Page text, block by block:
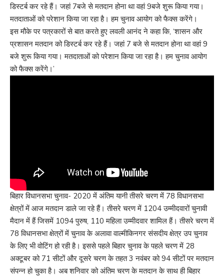
डिस्टर्ब कर रहे हैं। जहां 7बजे से मतदान होना था वहां 9बजे शुरू किया गया।
मतदाताओं को परेशान किया जा रहा है। हम चुनाव आयोग को फैक्स करेंगे।
इस मौके पर पत्रकारों से बात करते हुए लवली आनंद ने कहा कि, ‘शासन और
प्रशासन मतदान को डिस्टर्ब कर रहे हैं। जहां 7 बजे से मतदान होना था वहां 9
बजे शुरू किया गया। मतदाताओं को परेशान किया जा रहा है। हम चुनाव आयोग
को फैक्स करेंगे।’
बिहार विधानसभा चुनाव- 2020 में अंतिम यानी तीसरे चरण में 78 विधानसभा
क्षेत्रों में आज मतदान डाले जा रहे हैं। तीसरे चरण में 1204 उम्मीदवारों चुनावी
मैदान में हैं जिसमें 1094 पुरुष, 110 महिला उम्मीदवार शामिल हैं। तीसरे चरण में
78 विधानसभा क्षेत्रों में चुनाव के अलावा वाल्मीकिनगर संसदीय क्षेत्र उप चुनाव
के लिए भी वोटिंग हो रही है। इससे पहले बिहार चुनाव के पहले चरण में 28
अक्टूबर को 71 सीटों और दूसरे चरण के तहत 3 नवंबर को 94 सीटों पर मतदान
संपन्न हो चुका है। अब शनिवार को अंतिम चरण के मतदान के साथ ही बिहार